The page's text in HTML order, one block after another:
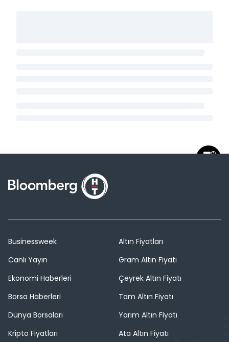
Businessweek
Canlı Yayın
Ekonomi Haberleri
Borsa Haberleri
Dünya Borsaları
Kripto Fiyatları
Altın Fiyatları
Gram Altın Fiyatı
Çeyrek Altın Fiyatı
Tam Altın Fiyatı
Yarım Altın Fiyatı
Ata Altın Fiyatı